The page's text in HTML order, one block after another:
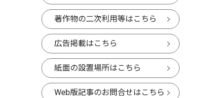
著作物の二次利用等はこちら
広告掲載はこちら
紙面の設置場所はこちら
Web版記事のお問合せはこちら